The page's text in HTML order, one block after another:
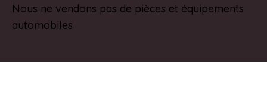
Nous ne vendons pas de pièces et équipements
automobiles